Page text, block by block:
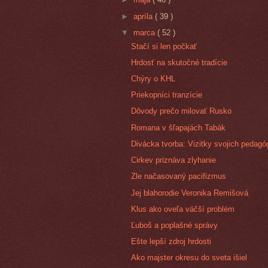
►apríla( 39 )
▼ marca( 52 )
Stačí si len počkať
Hrdosť na skutočné tradície
Chýry o KHL
Priekopníci tranzície
Dôvody prečo milovať Rusko
Romana v šľapajách Tabák
Divácka tvorba: Vizitky svojich
Cirkev priznáva zlyhanie
Zle načasovaný pacifizmus
Jej blahorodie Veronika Remišová
Klus ako oveľa väčší problém
Ľuboš a poplašné správy
Ešte lepší zdroj hrdosti
Ako majster okresu do sveta išiel